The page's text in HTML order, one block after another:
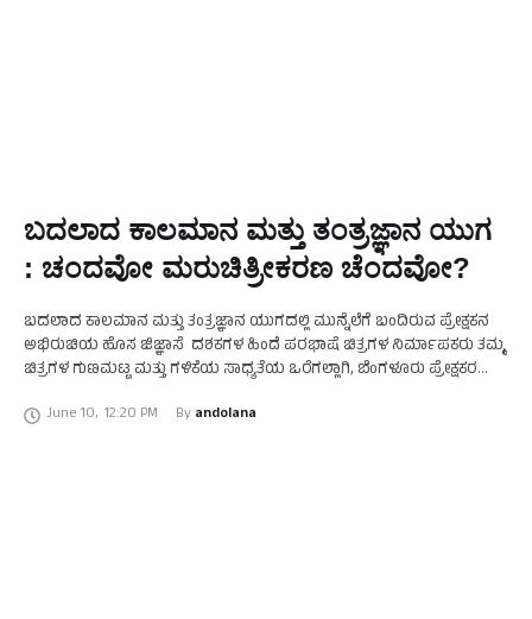
ಬದಲಾದ ಕಾಲಮಾನ ಮತ್ತು ತಂತ್ರಜ್ಞಾನ ಯುಗ
: ಚಂದವೋ ಮರುಚಿತ್ರೀಕರಣ ಚೆಂದವೋ?
ಬದಲಾದ ಕಾಲಮಾನ ಮತ್ತು ತಂತ್ರಜ್ಞಾನ ಯುಗದಲ್ಲಿ ಮುನ್ನೆಲೆಗೆ ಬಂದಿರುವ ಪ್ರೇಕ್ಷಕನ
ಅಭಿರುಚಿಯ ಹೊಸ ಜಿಜ್ಞಾಸೆ ದಶಕಗಳ ಹಿಂದೆ ಪರಭಾಷೆ ಚಿತ್ರಗಳ ನಿರ್ಮಾಪಕರು ತಮ್ಮ
ಚಿತ್ರಗಳ ಗುಣಮಟ್ಟ ಮತ್ತು ಗಳಿಕೆಯ ಸಾಧ್ಯತೆಯ ಒರೆಗಲ್ಲಾಗಿ, ಬೆಂಗಳೂರು ಪ್ರೇಕ್ಷಕರ
June 10, 12:20 PM By andolana